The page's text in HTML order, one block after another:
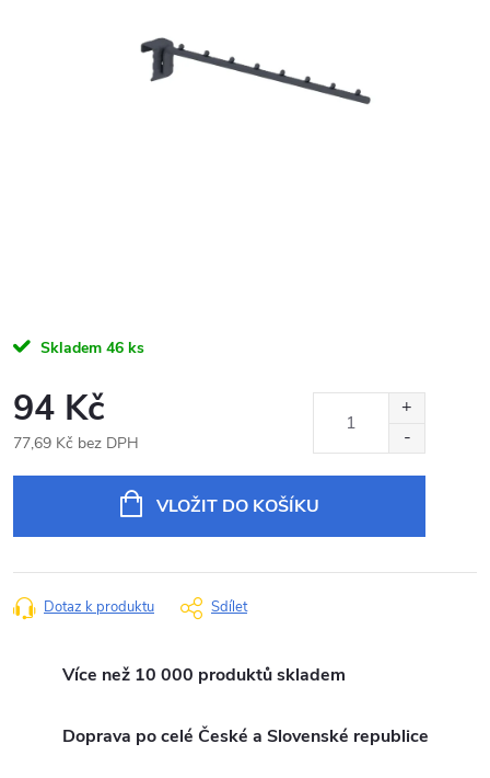
Skladem 46 ks
94 Kč
77,69 Kč bez DPH
VLOŽIT DO KOŠÍKU
Dotaz k produktu Sdílet
Více než 10 000 produktů skladem
Doprava po celé České a Slovenské republice